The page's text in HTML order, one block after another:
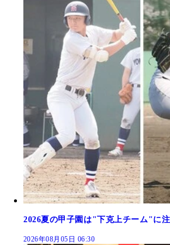
2026夏の甲子園は"下克上チーム"に注
2026年08月05日 06:30